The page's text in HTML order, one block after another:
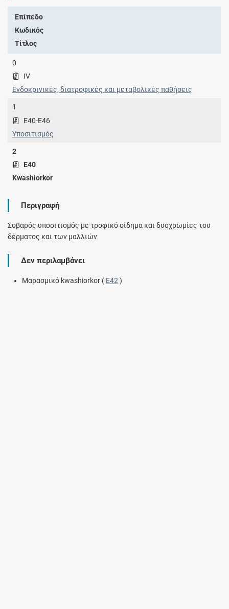
Επίπεδο
Κωδικός
Τίτλος
0
IV
Ενδοκρινικές, διατροφικές και μεταβολικές παθήσεις
1
E40-E46
Υποσιτισμός
2
E40
Kwashiorkor
Περιγραφή
Σοβαρός υποσιτισμός με τροφικό οίδημα και δυσχρωμίες του
δέρματος και των μαλλιών
Δεν περιλαμβάνει
Μαρασμικό kwashiorkor ( E42 )